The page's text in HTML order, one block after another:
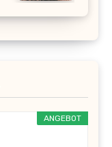
ANGEBOT